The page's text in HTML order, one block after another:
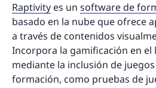
Raptivity es un software de
basado en la nube que ofrece
a través de contenidos
Incorpora la gamificación en el
mediante la inclusión de
formación, como pruebas de